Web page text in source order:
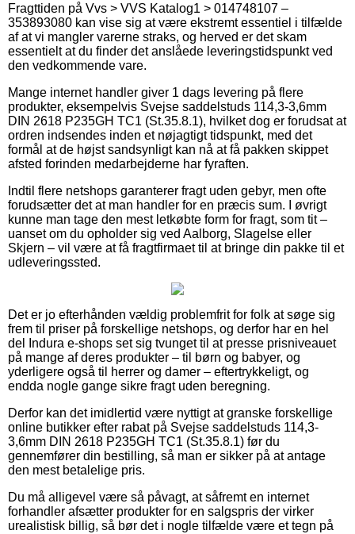
Fragttiden på Vvs > VVS Katalog1 > 014748107 –
353893080 kan vise sig at være ekstremt essentiel i tilfælde
af at vi mangler varerne straks, og herved er det skam
essentielt at du finder det anslåede leveringstidspunkt ved
den vedkommende vare.
Mange internet handler giver 1 dags levering på flere
produkter, eksempelvis Svejse saddelstuds 114,3-3,6mm
DIN 2618 P235GH TC1 (St.35.8.1), hvilket dog er forudsat at
ordren indsendes inden et nøjagtigt tidspunkt, med det
formål at de højst sandsynligt kan nå at få pakken skippet
afsted forinden medarbejderne har fyraften.
Indtil flere netshops garanterer fragt uden gebyr, men ofte
forudsætter det at man handler for en præcis sum. I øvrigt
kunne man tage den mest letkøbte form for fragt, som tit –
uanset om du opholder sig ved Aalborg, Slagelse eller
Skjern – vil være at få fragtfirmaet til at bringe din pakke til et
udleveringssted.
Det er jo efterhånden vældig problemfrit for folk at søge sig
frem til priser på forskellige netshops, og derfor har en hel
del Indura e-shops set sig tvunget til at presse prisniveauet
på mange af deres produkter – til børn og babyer, og
yderligere også til herrer og damer – eftertrykkeligt, og
endda nogle gange sikre fragt uden beregning.
Derfor kan det imidlertid være nyttigt at granske forskellige
online butikker efter rabat på Svejse saddelstuds 114,3-
3,6mm DIN 2618 P235GH TC1 (St.35.8.1) før du
gennemfører din bestilling, så man er sikker på at antage
den mest betalelige pris.
Du må alligevel være så påvagt, at såfremt en internet
forhandler afsætter produkter for en salgspris der virker
urealistisk billig, så bør det i nogle tilfælde være et tegn på